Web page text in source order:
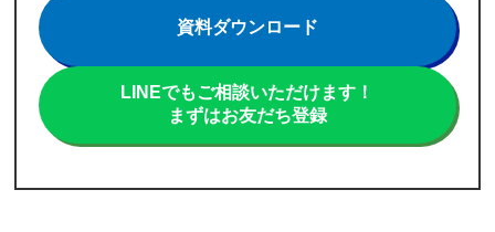
「 HRD-1641KN」は、AHDカメラ16台を接続
できるネットワークビデオレコーダーです。
400万画素の防犯カメラを最大16台接続できま
す。
資料ダウンロード
LINEでもご相談いただけます！
まずはお友だち登録